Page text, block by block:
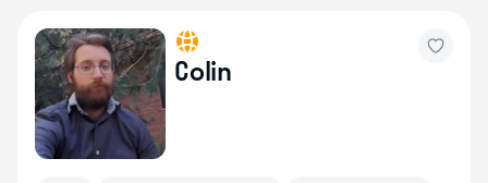
Colin